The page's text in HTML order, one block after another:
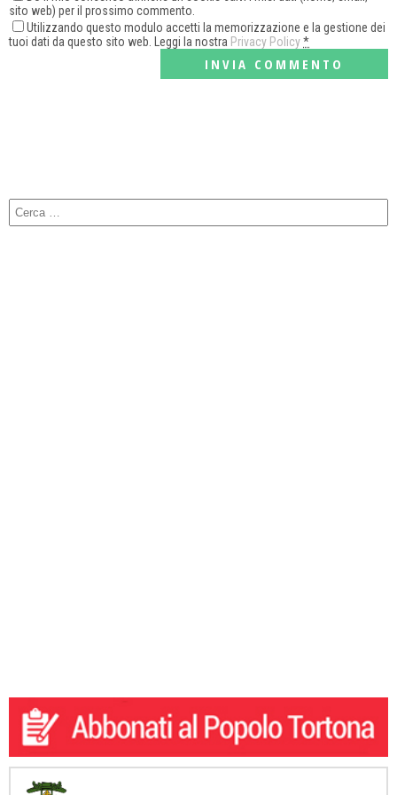
sito web) per il prossimo commento.
Utilizzando questo modulo accetti la memorizzazione e la gestione dei
tuoi dati da questo sito web. Leggi la nostra Privacy Policy*